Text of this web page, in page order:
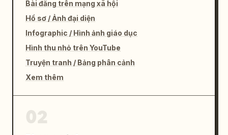
Bài đăng trên mạng xã hội
Hồ sơ / Ảnh đại diện
Infographic / Hình ảnh giáo dục
Hình thu nhỏ trên YouTube
Truyện tranh / Bảng phân cảnh
Xem thêm